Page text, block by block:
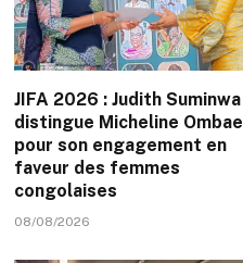
JIFA 2026 : Judith Suminwa
distingue Micheline Ombae
pour son engagement en
faveur des femmes
congolaises
08/08/2026